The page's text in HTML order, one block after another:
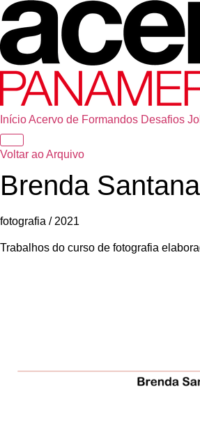
InícioAcervo de Formandos Desafios
Voltar ao Arquivo
Brenda
fotografia / 2021
Trabalhos do curso de fotografia